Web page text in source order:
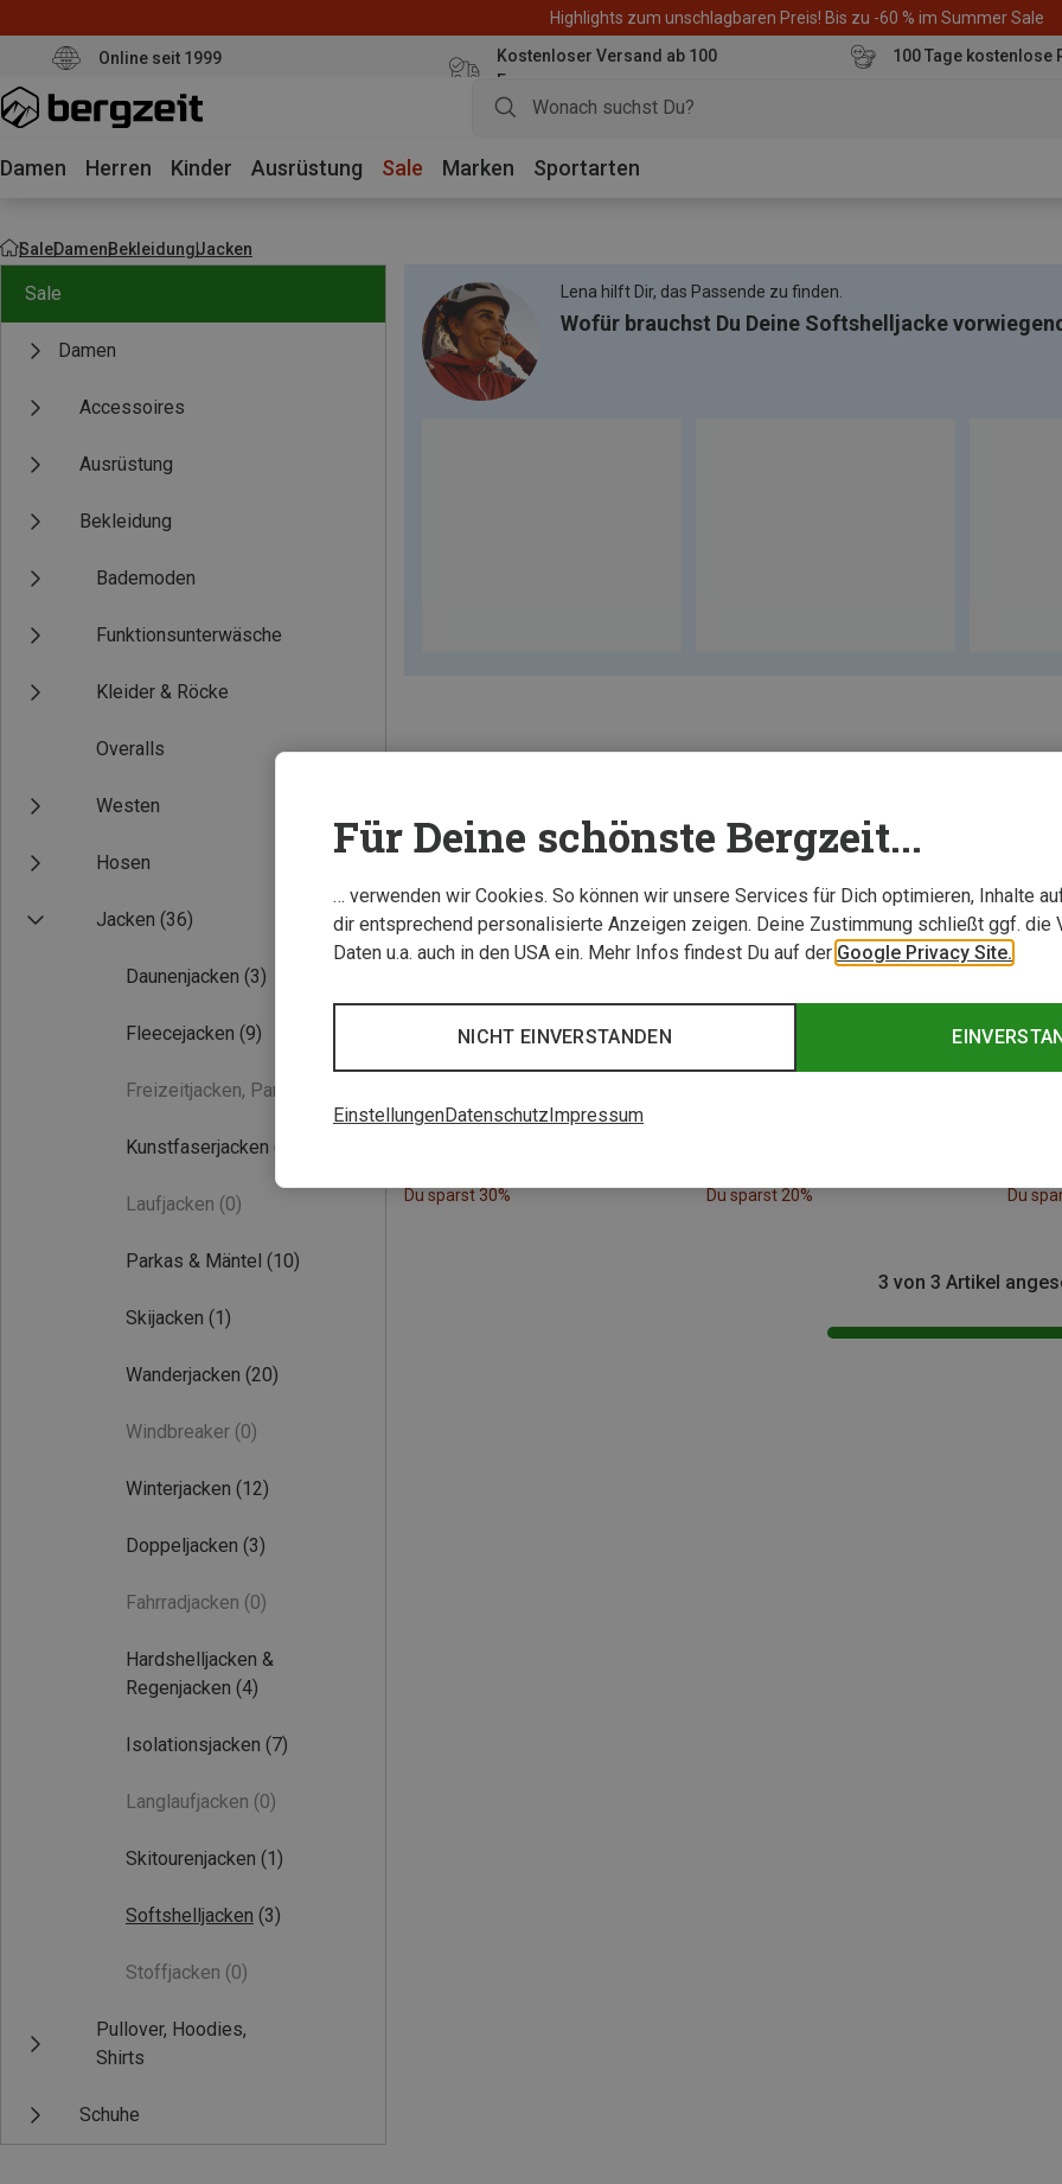
Highlights zum unschlagbaren Preis! Bis zu -60 % im Summer Sale
Online seit 1999
Kostenloser Versand ab 100
Euro
100 Tage kostenlose
Damen Herren Kinder Ausrüstung Sale Marken Sportarten
SaleDamenBekleidungJacken
Sale
Damen
Accessoires
Ausrüstung
Bekleidung
Bademoden
Funktionsunterwäsche
Kleider & Röcke
Overalls
Westen
Hosen
Jacken (36)
Daunenjacken (3)
Fleecejacken (9)
Freizeitjacken, Parkas
Kunstfaserjacken (4)
Laufjacken (0)
Parkas & Mäntel (10)
Skijacken (1)
Wanderjacken (20)
Windbreaker (0)
Winterjacken (12)
Doppeljacken (3)
Fahrradjacken (0)
Hardshelljacken &
Regenjacken (4)
Isolationsjacken (7)
Langlaufjacken (0)
Skitourenjacken (1)
Softshelljacken (3)
Stoffjacken (0)
Pullover, Hoodies,
Shirts
Schuhe
Lena hilft Dir, das Passende zu finden.
Wofür brauchst Du Deine Softshelljacke
Du sparst 30% Du sparst 20% Du
3 von 3 Artikel
Für Deine schönste Bergzeit...
… verwenden wir Cookies. So können wir unsere Services für Dich optimieren, Inhalte
dir entsprechend personalisierte Anzeigen zeigen. Deine Zustimmung schließt ggf. die
Daten u.a. auch in den USA ein. Mehr Infos findest Du auf der Google Privacy Site.
NICHT EINVERSTANDEN
EinstellungenDatenschutzImpressum